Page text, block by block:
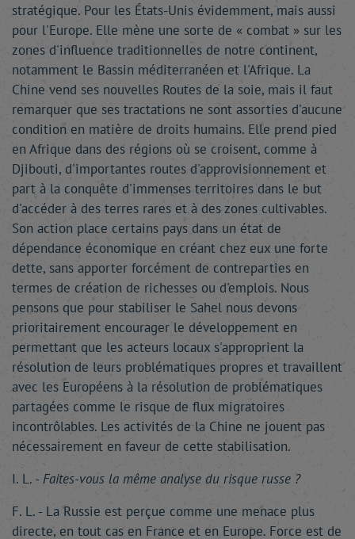
stratégique. Pour les États-Unis évidemment, mais aussi
pour l'Europe. Elle mène une sorte de « combat » sur les
zones d'influence traditionnelles de notre continent,
notamment le Bassin méditerranéen et l'Afrique. La
Chine vend ses nouvelles Routes de la soie, mais il faut
remarquer que ses tractations ne sont assorties d'aucune
condition en matière de droits humains. Elle prend pied
en Afrique dans des régions où se croisent, comme à
Djibouti, d'importantes routes d'approvisionnement et
part à la conquête d'immenses territoires dans le but
d'accéder à des terres rares et à des zones cultivables.
Son action place certains pays dans un état de
dépendance économique en créant chez eux une forte
dette, sans apporter forcément de contreparties en
termes de création de richesses ou d'emplois. Nous
pensons que pour stabiliser le Sahel nous devons
prioritairement encourager le développement en
permettant que les acteurs locaux s'approprient la
résolution de leurs problématiques propres et travaillent
avec les Européens à la résolution de problématiques
partagées comme le risque de flux migratoires
incontrôlables. Les activités de la Chine ne jouent pas
nécessairement en faveur de cette stabilisation.
I. L. - Faites-vous la même analyse du risque russe ?
F. L. - La Russie est perçue comme une menace plus
directe, en tout cas en France et en Europe. Force est de